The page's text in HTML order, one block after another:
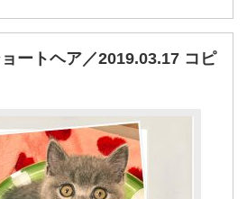
ートヘア／2019.03.17 コピ